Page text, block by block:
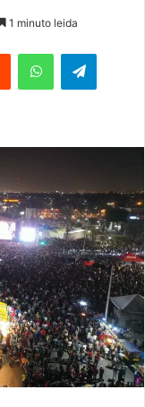
1 minuto leida
Reddit WhatsApp